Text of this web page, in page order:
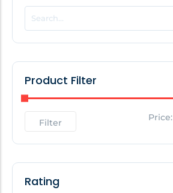
POPULAR THIS WEEK
No Posts Found!
No Posts Found!
Product Filter
Filter Price:
Rating